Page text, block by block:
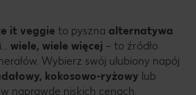
it veggie to pyszna alternatywa
i… wiele, wiele więcej – to źródło
Wybierz swój ulubiony napój
kokosowo-ryżowy lub
naprawdę niskich cenach.